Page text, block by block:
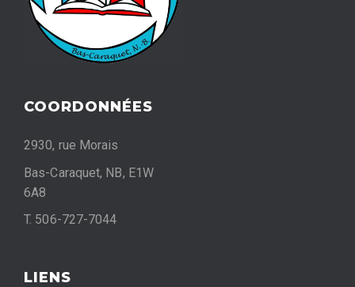
COORDONNÉES
2930, rue Morais
Bas-Caraquet, NB, E1W
6A8
T. 506-727-7044
LIENS